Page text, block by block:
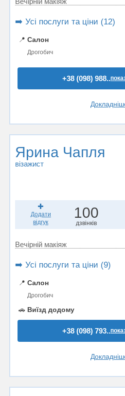
➡️ Усі послуги та ціни (12)
📍 Салон
Дрогобич
+38 (098) 988..
Ярина Чапля
візажист
Додати
відгук
100
дзвінків
Вечірній макіяж
➡️ Усі послуги та ціни (9)
📍 Салон
Дрогобич
🚗 Виїзд додому
+38 (098) 793..